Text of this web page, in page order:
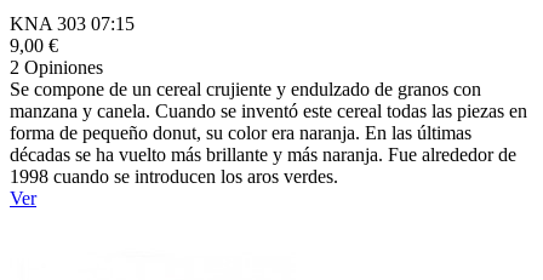
KNA 303 07:15
9,00 €
2 Opiniones
Se compone de un cereal crujiente y endulzado de granos con
manzana y canela. Cuando se inventó este cereal todas las piezas en
forma de pequeño donut, su color era naranja. En las últimas
décadas se ha vuelto más brillante y más naranja. Fue alrededor de
1998 cuando se introducen los aros verdes.
Ver